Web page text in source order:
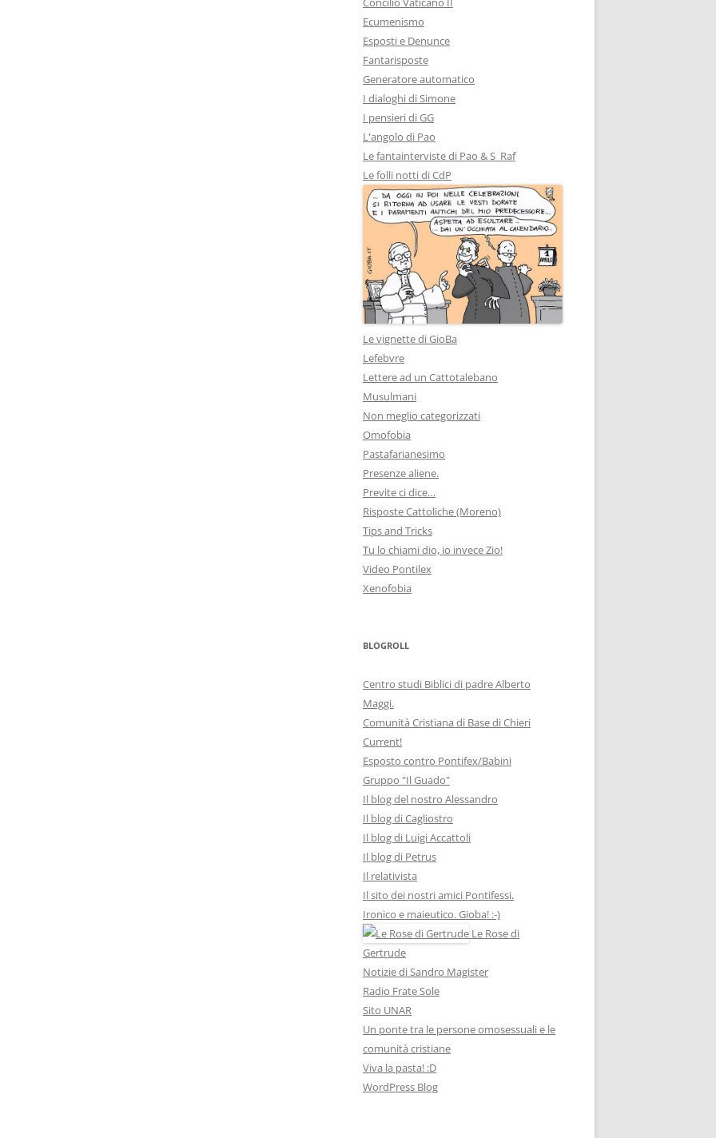
Ecumenismo
Esposti e Denunce
Fantarisposte
Generatore automatico
I dialoghi di Simone
I pensieri di GG
L'angolo di Pao
Le fantainterviste di Pao & S_Raf
Le folli notti di CdP
Le vignette di GioBa
Lefebvre
Lettere ad un Cattotalebano
Musulmani
Non meglio categorizzati
Omofobia
Pastafarianesimo
Presenze aliene.
Previte ci dice…
Risposte Cattoliche (Moreno)
Tips and Tricks
Tu lo chiami dio, io invece Zio!
Video Pontilex
Xenofobia
BLOGROLL
Centro studi Biblici di padre Alberto
Maggi.
Comunità Cristiana di Base di Chieri
Current!
Esposto contro Pontifex/Babini
Gruppo "Il Guado"
Il blog del nostro Alessandro
Il blog di Cagliostro
Il blog di Luigi Accattoli
Il blog di Petrus
Il relativista
Il sito dei nostri amici Pontifessi.
Ironico e maieutico. Gioba! :-)
Le Rose di
Gertrude
Notizie di Sandro Magister
Radio Frate Sole
Sito UNAR
Un ponte tra le persone omosessuali e le
comunità cristiane
Viva la pasta! :D
WordPress Blog